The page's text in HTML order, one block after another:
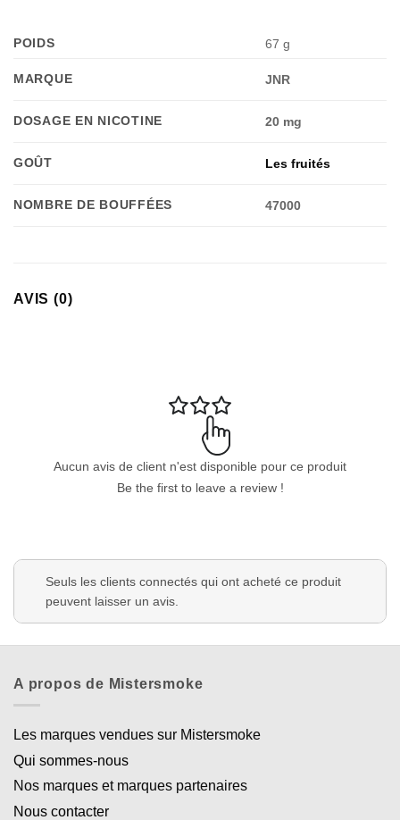
POIDS 67 g
MARQUE JNR
DOSAGE EN NICOTINE 20 mg
GOÛT Les fruités
NOMBRE DE BOUFFÉES 47000
AVIS (0)
Aucun avis de client n'est disponible pour ce produit
Be the first to leave a review !
Seuls les clients connectés qui ont acheté ce produit
peuvent laisser un avis.
A propos de Mistersmoke
Les marques vendues sur Mistersmoke
Qui sommes-nous
Nos marques et marques partenaires
Nous contacter